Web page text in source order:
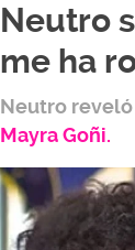
Neutro
me ha
Neutro
Mayra Goñi.